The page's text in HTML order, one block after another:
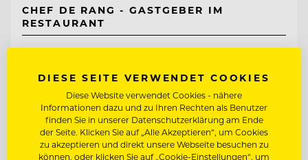
CHEF DE RANG - GASTGEBER IM
RESTAURANT
DIESE SEITE VERWENDET COOKIES
Diese Website verwendet Cookies - nähere
Informationen dazu und zu Ihren Rechten als Benutzer
finden Sie in unserer Datenschutzerklärung am Ende
der Seite. Klicken Sie auf „Alle Akzeptieren“, um Cookies
zu akzeptieren und direkt unsere Webseite besuchen zu
können, oder klicken Sie auf „Cookie-Einstellungen“, um